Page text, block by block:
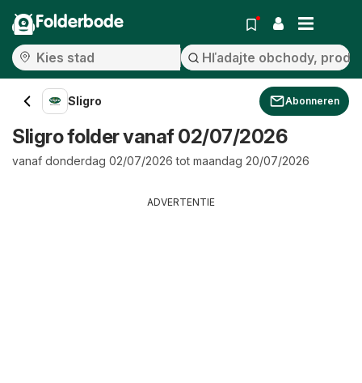
Folderbode
Sligro Abonneren
Sligro folder vanaf 02/07/2026
vanaf donderdag 02/07/2026 tot maandag 20/07/2026
ADVERTENTIE